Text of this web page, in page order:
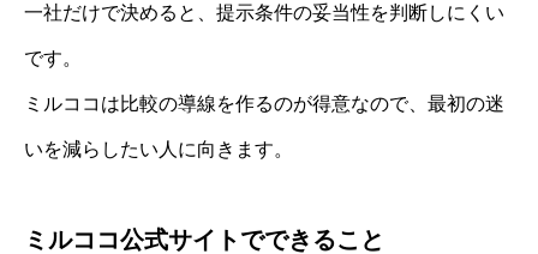
一社だけで決めると、提示条件の妥当性を判断しにくい
です。
ミルココは比較の導線を作るのが得意なので、最初の迷
いを減らしたい人に向きます。
ミルココ公式サイトでできること